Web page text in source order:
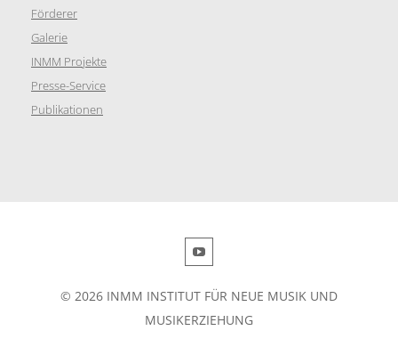
Förderer
Galerie
INMM Projekte
Presse-Service
Publikationen
© 2026 INMM INSTITUT FÜR NEUE MUSIK UND
MUSIKERZIEHUNG